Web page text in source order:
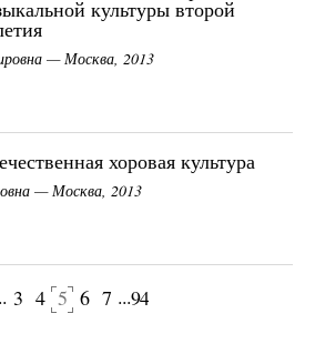
культуры второй
— Москва, 2013
хоровая культура
— Москва, 2013
3 4 5 6 7 ...94